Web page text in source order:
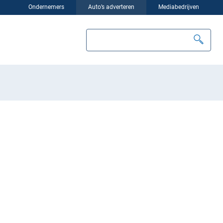
Ondernemers Auto’s adverteren Mediabedrijven